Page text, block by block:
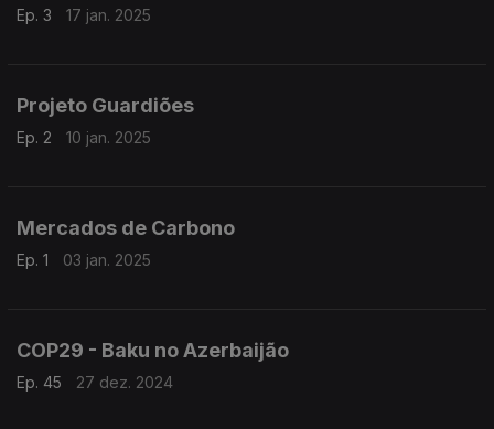
Ep. 3 17 jan. 2025
Projeto Guardiões
Ep. 2 10 jan. 2025
Mercados de Carbono
Ep. 1 03 jan. 2025
COP29 - Baku no Azerbaijão
Ep. 45 27 dez. 2024